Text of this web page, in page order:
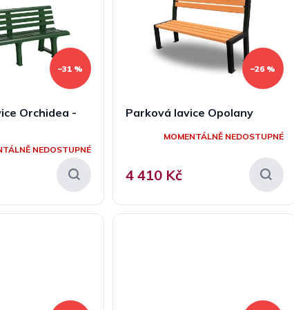
–31 %
Orchidea -
NEDOSTUPNÉ
–26 %
Parková lavice Opolany
MOMENTÁLNĚ NEDOSTUPNÉ
4 410 Kč